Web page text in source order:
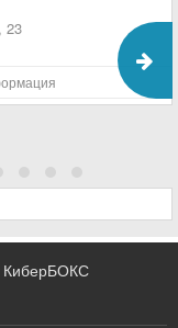
23
КиберБОКС